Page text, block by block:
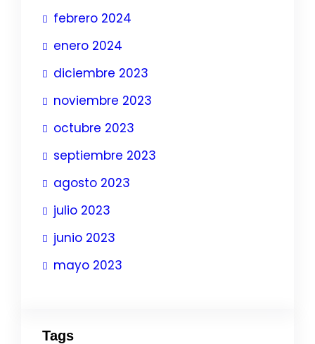
febrero 2024
enero 2024
diciembre 2023
noviembre 2023
octubre 2023
septiembre 2023
agosto 2023
julio 2023
junio 2023
mayo 2023
Tags